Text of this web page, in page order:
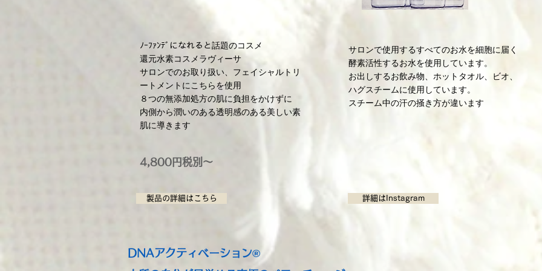
ﾉｰﾌｧﾝﾃﾞになれると話題のコスメ
還元水素コスメラヴィーサ
サロンでのお取り扱い、フェイシャルトリ
ートメントにこちらを使用
８つの無添加処方の肌に負担をかけずに
内側から潤いのある透明感のある美しい素
肌に導きます
サロンで使用するすべてのお水を細胞に届く
酵素活性するお水を使用しています。
お出しするお飲み物、ホットタオル、ビオ、
ハグスチームに使用しています。
スチーム中の汗の掻き方が違います
4,800円税別～
製品の詳細はこちら 詳細はInstagram
DNAアクティベーション®